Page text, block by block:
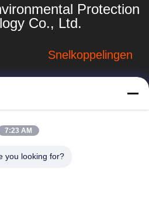
Protection
Co., Ltd.
8188867
Snelkoppelingen
Bedrijfprofiel
7:23 AM
you looking for?